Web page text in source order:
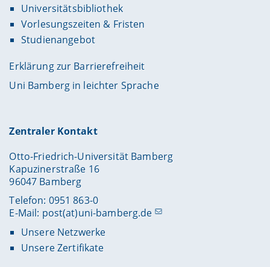
Universitätsbibliothek
Vorlesungszeiten & Fristen
Studienangebot
Erklärung zur Barrierefreiheit
Uni Bamberg in leichter Sprache
Zentraler Kontakt
Otto-Friedrich-Universität Bamberg
Kapuzinerstraße 16
96047 Bamberg
Telefon: 0951 863-0
E-Mail: post(at)uni-bamberg.de
Unsere Netzwerke
Unsere Zertifikate